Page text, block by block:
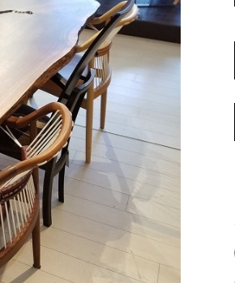
INFORMATION
NEWS
EVENT
BLOG
メディア美術協力実績